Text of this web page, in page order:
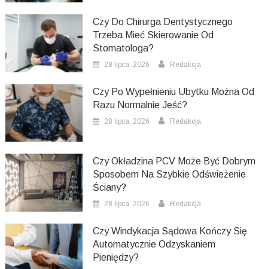
Czy Do Chirurga Dentystycznego
Trzeba Mieć Skierowanie Od
Stomatologa?
28 lipca, 2026 Redakcja
Czy Po Wypełnieniu Ubytku Można Od
Razu Normalnie Jeść?
28 lipca, 2026 Redakcja
Czy Okładzina PCV Może Być Dobrym
Sposobem Na Szybkie Odświeżenie
Ściany?
28 lipca, 2026 Redakcja
Czy Windykacja Sądowa Kończy Się
Automatycznie Odzyskaniem
Pieniędzy?